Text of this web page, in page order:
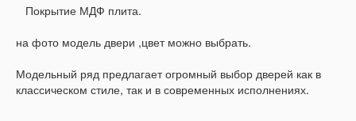
Покрытие МДФ плита.
на фото модель двери ,цвет можно выбрать.
Модельный ряд предлагает огромный выбор дверей как в
классическом стиле, так и в современных исполнениях.